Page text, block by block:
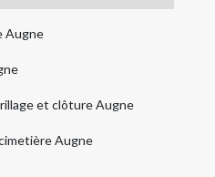
Augne
et clôture Augne
Augne